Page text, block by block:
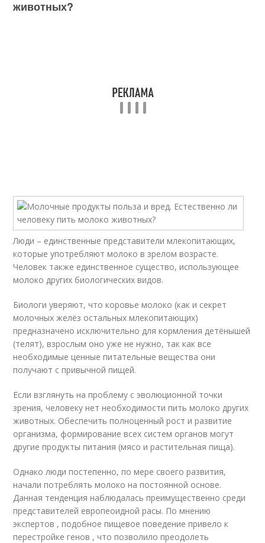
животных?
Люди – единственные представители млекопитающих,
которые употребляют молоко в зрелом возрасте.
Человек также единственное существо, использующее
молоко других биологических видов.
Биологи уверяют, что коровье молоко (как и секрет
молочных желёз остальных млекопитающих)
предназначено исключительно для кормления детёнышей
(телят), взрослым оно уже не нужно, так как все
необходимые ценные питательные вещества они
получают с привычной пищей.
Если взглянуть на проблему с эволюционной точки
зрения, человеку нет необходимости пить молоко других
животных. Обеспечить полноценный рост и развитие
организма, формирование всех систем органов могут
другие продукты питания (мясо и растительная пища).
Однако люди постепенно, по мере своего развития,
начали потреблять молоко на постоянной основе.
Данная тенденция наблюдалась преимущественно среди
представителей европеоидной расы. По мнению
экспертов , подобное пищевое поведение привело к
перестройке генов , что позволило преодолеть